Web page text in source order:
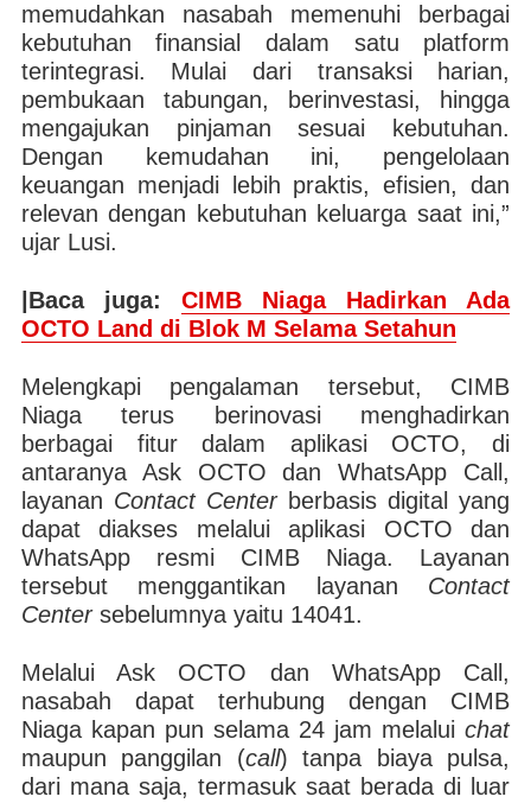
memudahkan nasabah memenuhi berbagai
kebutuhan finansial dalam satu platform
terintegrasi. Mulai dari transaksi harian,
pembukaan tabungan, berinvestasi, hingga
mengajukan pinjaman sesuai kebutuhan.
Dengan kemudahan ini, pengelolaan
keuangan menjadi lebih praktis, efisien, dan
relevan dengan kebutuhan keluarga saat ini,”
ujar Lusi.
|Baca juga: CIMB Niaga Hadirkan Ada
OCTO Land di Blok M Selama Setahun
Melengkapi pengalaman tersebut, CIMB
Niaga terus berinovasi menghadirkan
berbagai fitur dalam aplikasi OCTO, di
antaranya Ask OCTO dan WhatsApp Call,
layanan Contact Centerberbasis digital yang
dapat diakses melalui aplikasi OCTO dan
WhatsApp resmi CIMB Niaga. Layanan
tersebut menggantikan layanan Contact
Centersebelumnya yaitu 14041.
Melalui Ask OCTO dan WhatsApp Call,
nasabah dapat terhubung dengan CIMB
Niaga kapan pun selama 24 jam melaluichat
maupun panggilan (call) tanpa biaya pulsa,
dari mana saja, termasuk saat berada di luar